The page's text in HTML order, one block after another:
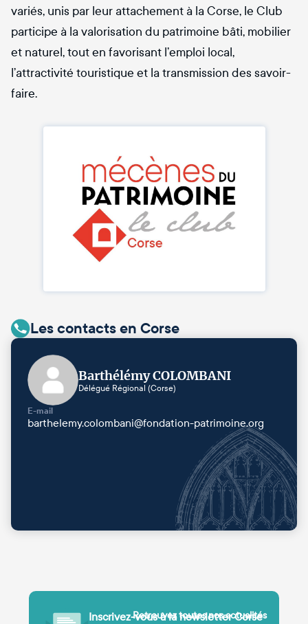
variés, unis par leur attachement à la Corse, le Club
participe à la valorisation du patrimoine bâti, mobilier
et naturel, tout en favorisant l’emploi local,
l’attractivité touristique et la transmission des savoir-
faire.
Les contacts en Corse
Barthélémy COLOMBANI
Délégué Régional (Corse)
E-mail
barthelemy.colombani@fondation-patrimoine.org
Inscrivez-vous à la newsletter Corse
Retrouvez toutes nos actualités